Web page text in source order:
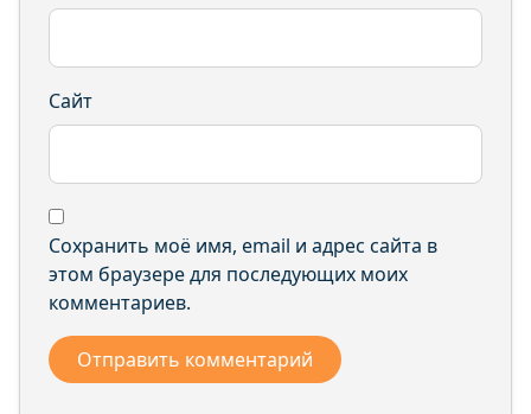
Сайт
Сохранить моё имя, email и адрес сайта в
этом браузере для последующих моих
комментариев.